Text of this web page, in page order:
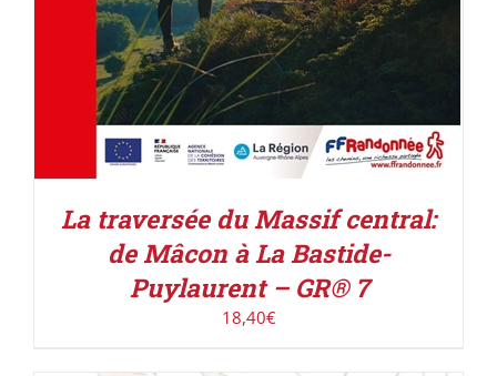
La traversée du Massif central:
de Mâcon à La Bastide-
Puylaurent – GR® 7
18,40€